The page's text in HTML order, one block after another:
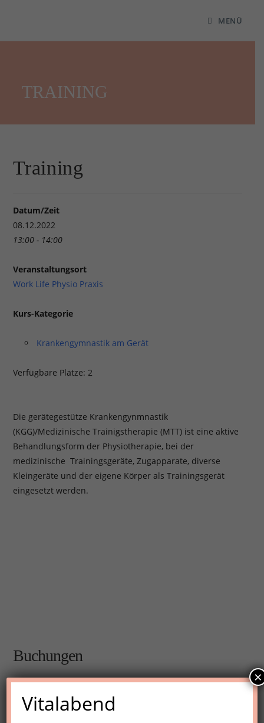
MENÜ
TRAINING
Training
Datum/Zeit
08.12.2022
13:00 - 14:00
Veranstaltungsort
Work Life Physio Praxis
Kurs-Kategorie
Krankengymnastik am Gerät
Verfügbare Plätze: 2
Die gerätegestütze Krankengynmnastik
(KGG)/Medizinische Trainigstherapie (MTT) ist eine aktive
Behandlungsform der Physiotherapie, bei der
medizinische Trainingsgeräte, Zugapparate, diverse
Kleingeräte und der eigene Körper als Trainingsgerät
eingesetzt werden.
Buchungen
Buchungen sind für diese Veranstaltung nicht mehr
möglich.
Vitalabend
×